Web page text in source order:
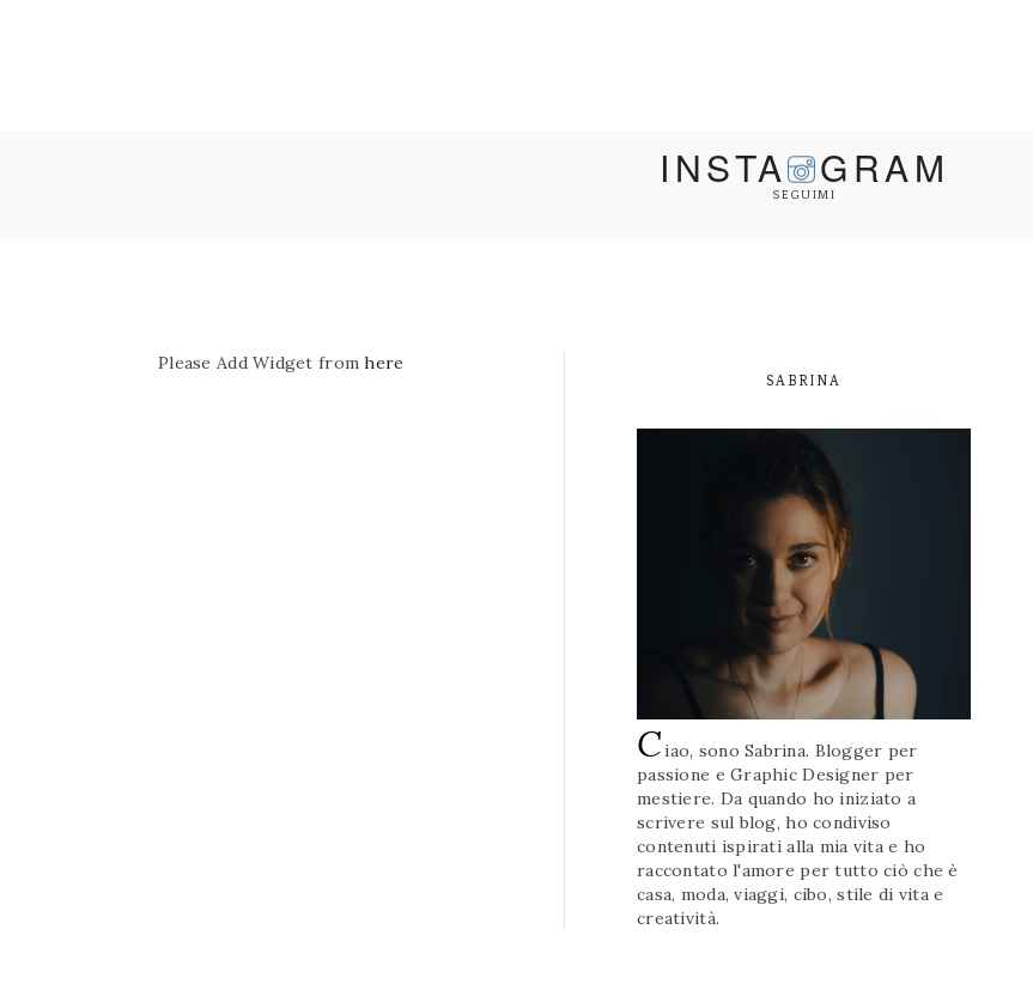
INSTA GRAM
SEGUIMI
Please Add Widget fromhere
SABRINA
Ciao, sono Sabrina. Blogger per
passione e Graphic Designer per
mestiere. Da quando ho iniziato a
scrivere sul blog, ho condiviso
contenuti ispirati alla mia vita e ho
raccontato l'amore per tutto ciò che è
casa, moda, viaggi, cibo, stile di vita e
creatività.